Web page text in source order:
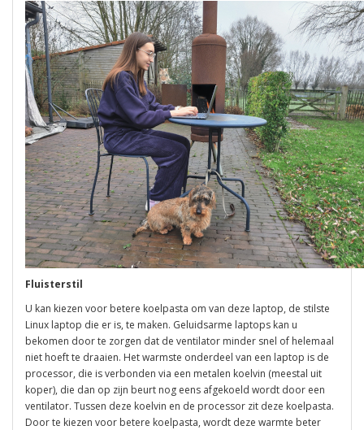
Fluisterstil
U kan kiezen voor betere koelpasta om van deze laptop, de stilste
Linux laptop die er is, te maken. Geluidsarme laptops kan u
bekomen door te zorgen dat de ventilator minder snel of helemaal
niet hoeft te draaien. Het warmste onderdeel van een laptop is de
processor, die is verbonden via een metalen koelvin (meestal uit
koper), die dan op zijn beurt nog eens afgekoeld wordt door een
ventilator. Tussen deze koelvin en de processor zit deze koelpasta.
Door te kiezen voor betere koelpasta, wordt deze warmte beter